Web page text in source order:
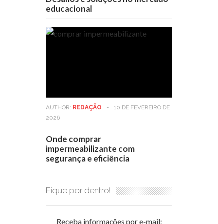
educacional
AUTHOR: REDAÇÃO -
10 DE FEVEREIRO DE
2026
Onde comprar
impermeabilizante com
segurança e eficiência
Fique por dentro!
Receba informações por e-mail: